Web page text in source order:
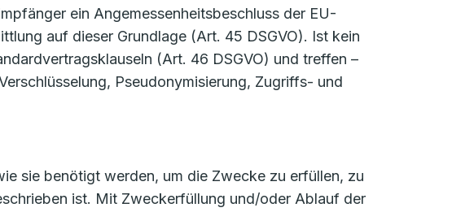
ein Angemessenheitsbeschluss der EU-
auf dieser Grundlage (Art. 45 DSGVO). Ist kein
(Art. 46 DSGVO) und treffen –
Pseudonymisierung, Zugriffs- und
sie benötigt werden, um die Zwecke zu erfüllen, zu
ist. Mit Zweckerfüllung und/oder Ablauf der